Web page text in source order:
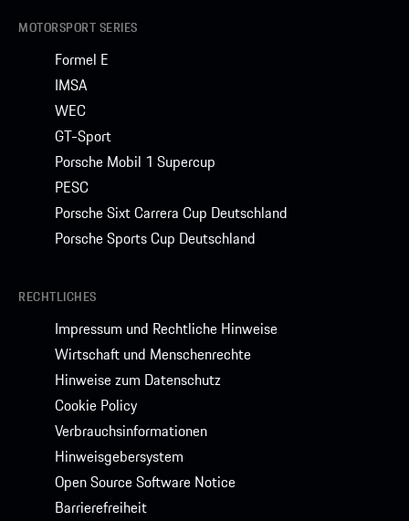
MOTORSPORT SERIES
Formel E
IMSA
WEC
GT-Sport
Porsche Mobil 1 Supercup
PESC
Porsche Sixt Carrera Cup Deutschland
Porsche Sports Cup Deutschland
RECHTLICHES
Impressum und Rechtliche Hinweise
Wirtschaft und Menschenrechte
Hinweise zum Datenschutz
Cookie Policy
Verbrauchsinformationen
Hinweisgebersystem
Open Source Software Notice
Barrierefreiheit